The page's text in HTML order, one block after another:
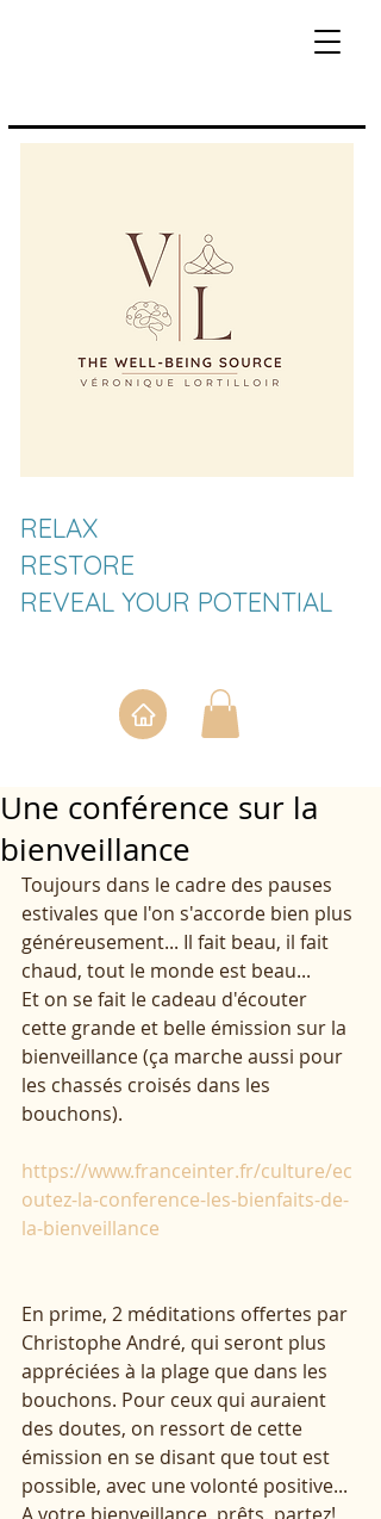
RELAX
RESTORE
REVEAL YOUR POTENTIAL
Une conférence sur la
bienveillance
Toujours dans le cadre des pauses
estivales que l'on s'accorde bien plus
généreusement... Il fait beau, il fait
chaud, tout le monde est beau...
Et on se fait le cadeau d'écouter
cette grande et belle émission sur la
bienveillance (ça marche aussi pour
les chassés croisés dans les
bouchons).
https://www.franceinter.fr/culture/ec
outez-la-conference-les-bienfaits-de-
la-bienveillance
En prime, 2 méditations offertes par
Christophe André, qui seront plus
appréciées à la plage que dans les
bouchons. Pour ceux qui auraient
des doutes, on ressort de cette
émission en se disant que tout est
possible, avec une volonté positive...